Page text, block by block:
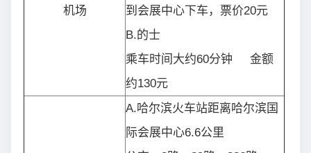
机场
到会展中心下车，票价20元
B.的士
乘车时间大约60分钟 金额
约130元
A.哈尔滨火车站距离哈尔滨国
际会展中心6.6公里